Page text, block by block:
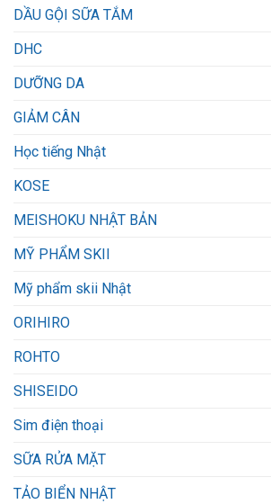
DẦU GỘI SỮA TẮM
DHC
DƯỠNG DA
GIẢM CÂN
Học tiếng Nhật
KOSE
MEISHOKU NHẬT BẢN
MỸ PHẨM SKII
Mỹ phẩm skii Nhật
ORIHIRO
ROHTO
SHISEIDO
Sim điện thoại
SỮA RỬA MẶT
TẢO BIỂN NHẬT